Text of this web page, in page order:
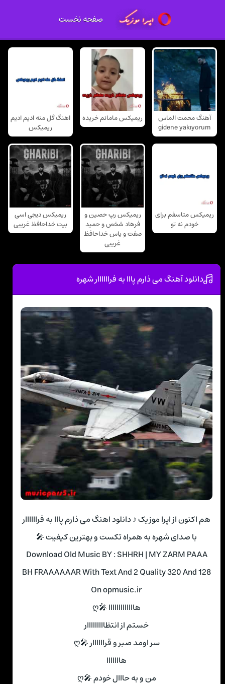
صفحه نخست
آهنگ محمت الماس
gidene yakıyorum
ریمیکس مامانم خریده
اهنگ گل منه ادیم ادیم
ریمیکس
ریمیکس متاسفم برای
خودم نه تو
ریمیکس رپ حصین و
فرهاد شخص و حمید
صفت و یاس خداحافظ
غریبی
ریمیکس دیجی اسی
بیت خداحافظ غریبی
دانلود آهنگ می ذارم پااا به فراااااار شهره
هم اکنون از اپرا موزیک ♪ دانلود اهنگ می ذارم پااا به فراااااار
با صدای شهره به همراه تکست و بهترین کیفیت 🎤
Download Old Music BY : SHHRH | MY ZARM PAAA
BH FRAAAAAAR With Text And 2 Quality 320 And 128
On opmusic.ir
هااااااااااااا 🎤ღ
خستم از انتظااااااااار
سر اومد صبر و قراااااار 🎤ღ
هااااااا
من و به حااال خودم 🎤ღ